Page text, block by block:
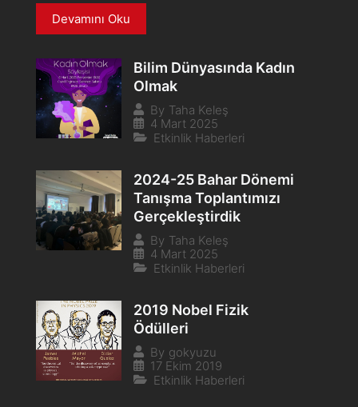
Devamını Oku
Bilim Dünyasında Kadın
Olmak
By Taha Keleş
4 Mart 2025
Etkinlik Haberleri
2024-25 Bahar Dönemi
Tanışma Toplantımızı
Gerçekleştirdik
By Taha Keleş
4 Mart 2025
Etkinlik Haberleri
2019 Nobel Fizik
Ödülleri
By gokyuzu
17 Ekim 2019
Etkinlik Haberleri